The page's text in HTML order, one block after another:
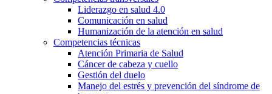
Liderazgo en salud 4.0
Comunicación en salud
Humanización de la atención en salud
Competencias técnicas
Atención Primaria de Salud
Cáncer de cabeza y cuello
Gestión del duelo
Manejo del estrés y prevención del síndrome de